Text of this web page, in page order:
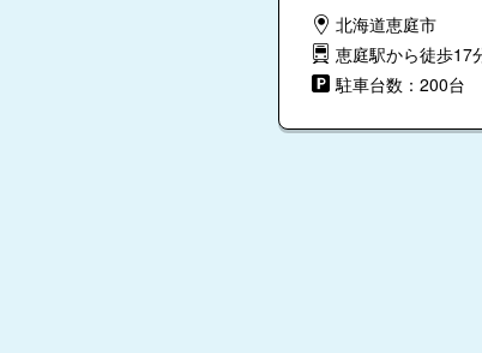
北海道恵庭市
恵庭駅から徒歩17
駐車台数：200台